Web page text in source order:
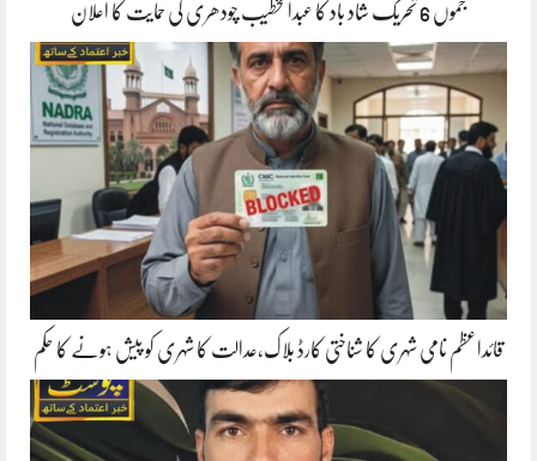
جموں 6 تحریک شاد باد کا عبدالخطیب چودھری کی حمایت کا اعلان
قائداعظم نامی شہری کا شناختی کارڈ بلاک،عدالت کا شہری کو پیش ہونے کا حکم